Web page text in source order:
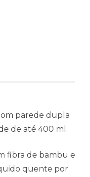
parede dupla
de até 400 ml.
fibra de bambu e
quente por